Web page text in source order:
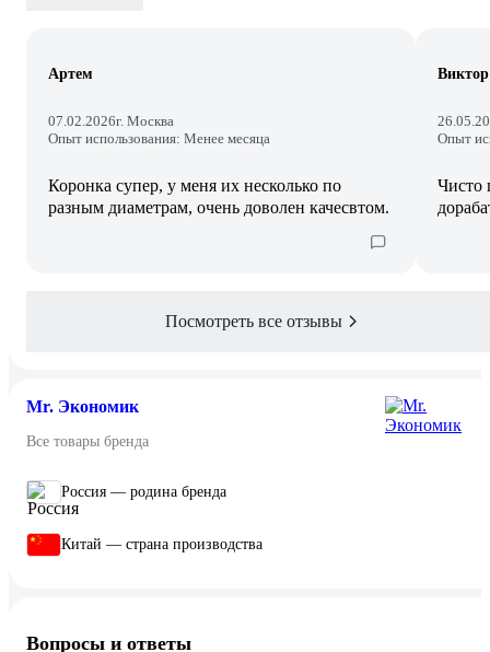
Артем
07.02.2026г. Москва
Опыт использования: Менее месяца
Коронка супер, у меня их несколько по
разным диаметрам, очень доволен качесвтом.
Виктор
Опыт
Чисто
Посмотреть все отзывы
Mr. Экономик
Все товары бренда
Россия — родина бренда
Китай — страна производства
Вопросы и ответы